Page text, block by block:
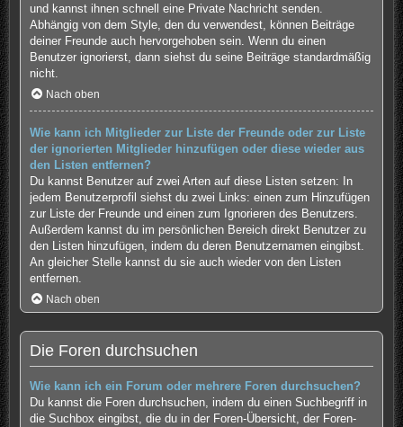
und kannst ihnen schnell eine Private Nachricht senden.
Abhängig von dem Style, den du verwendest, können Beiträge
deiner Freunde auch hervorgehoben sein. Wenn du einen
Benutzer ignorierst, dann siehst du seine Beiträge standardmäßig
nicht.
Nach oben
Wie kann ich Mitglieder zur Liste der Freunde oder zur Liste
der ignorierten Mitglieder hinzufügen oder diese wieder aus
den Listen entfernen?
Du kannst Benutzer auf zwei Arten auf diese Listen setzen: In
jedem Benutzerprofil siehst du zwei Links: einen zum Hinzufügen
zur Liste der Freunde und einen zum Ignorieren des Benutzers.
Außerdem kannst du im persönlichen Bereich direkt Benutzer zu
den Listen hinzufügen, indem du deren Benutzernamen eingibst.
An gleicher Stelle kannst du sie auch wieder von den Listen
entfernen.
Nach oben
Die Foren durchsuchen
Wie kann ich ein Forum oder mehrere Foren durchsuchen?
Du kannst die Foren durchsuchen, indem du einen Suchbegriff in
die Suchbox eingibst, die du in der Foren-Übersicht, der Foren-